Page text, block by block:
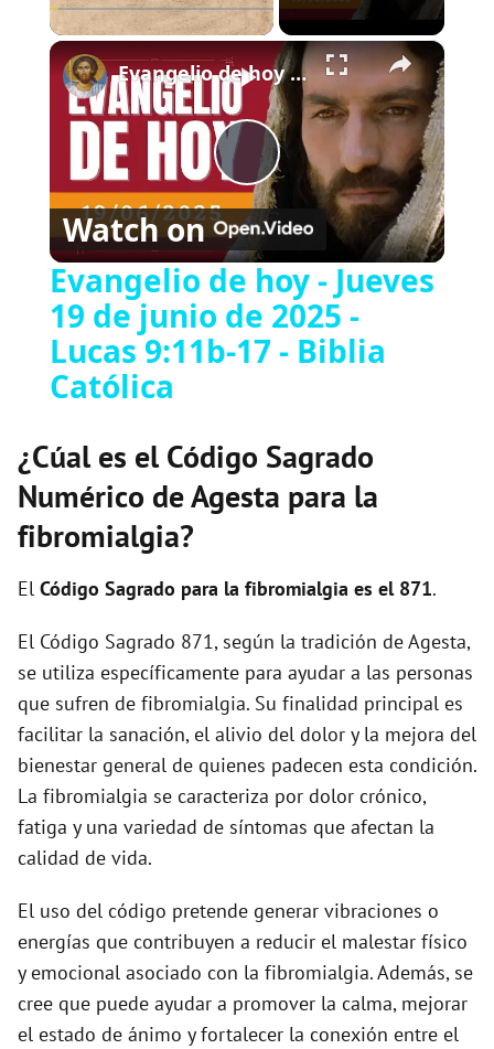
Fullscreen ×
Play
Video
Evangelio de hoy - Jueves 19 de junio de 2025 - Lucas 9:11b-17 - Biblia Católica
Watch on
Evangelio de hoy - Jueves
19 de junio de 2025 -
Lucas 9:11b-17 - Biblia
Católica
¿Cúal es el Código Sagrado
Numérico de Agesta para la
fibromialgia?
El Código Sagrado para la fibromialgia es el 871.
El Código Sagrado 871, según la tradición de Agesta,
se utiliza específicamente para ayudar a las personas
que sufren de fibromialgia. Su finalidad principal es
facilitar la sanación, el alivio del dolor y la mejora del
bienestar general de quienes padecen esta condición.
La fibromialgia se caracteriza por dolor crónico,
fatiga y una variedad de síntomas que afectan la
calidad de vida.
El uso del código pretende generar vibraciones o
energías que contribuyen a reducir el malestar físico
y emocional asociado con la fibromialgia. Además, se
cree que puede ayudar a promover la calma, mejorar
el estado de ánimo y fortalecer la conexión entre el